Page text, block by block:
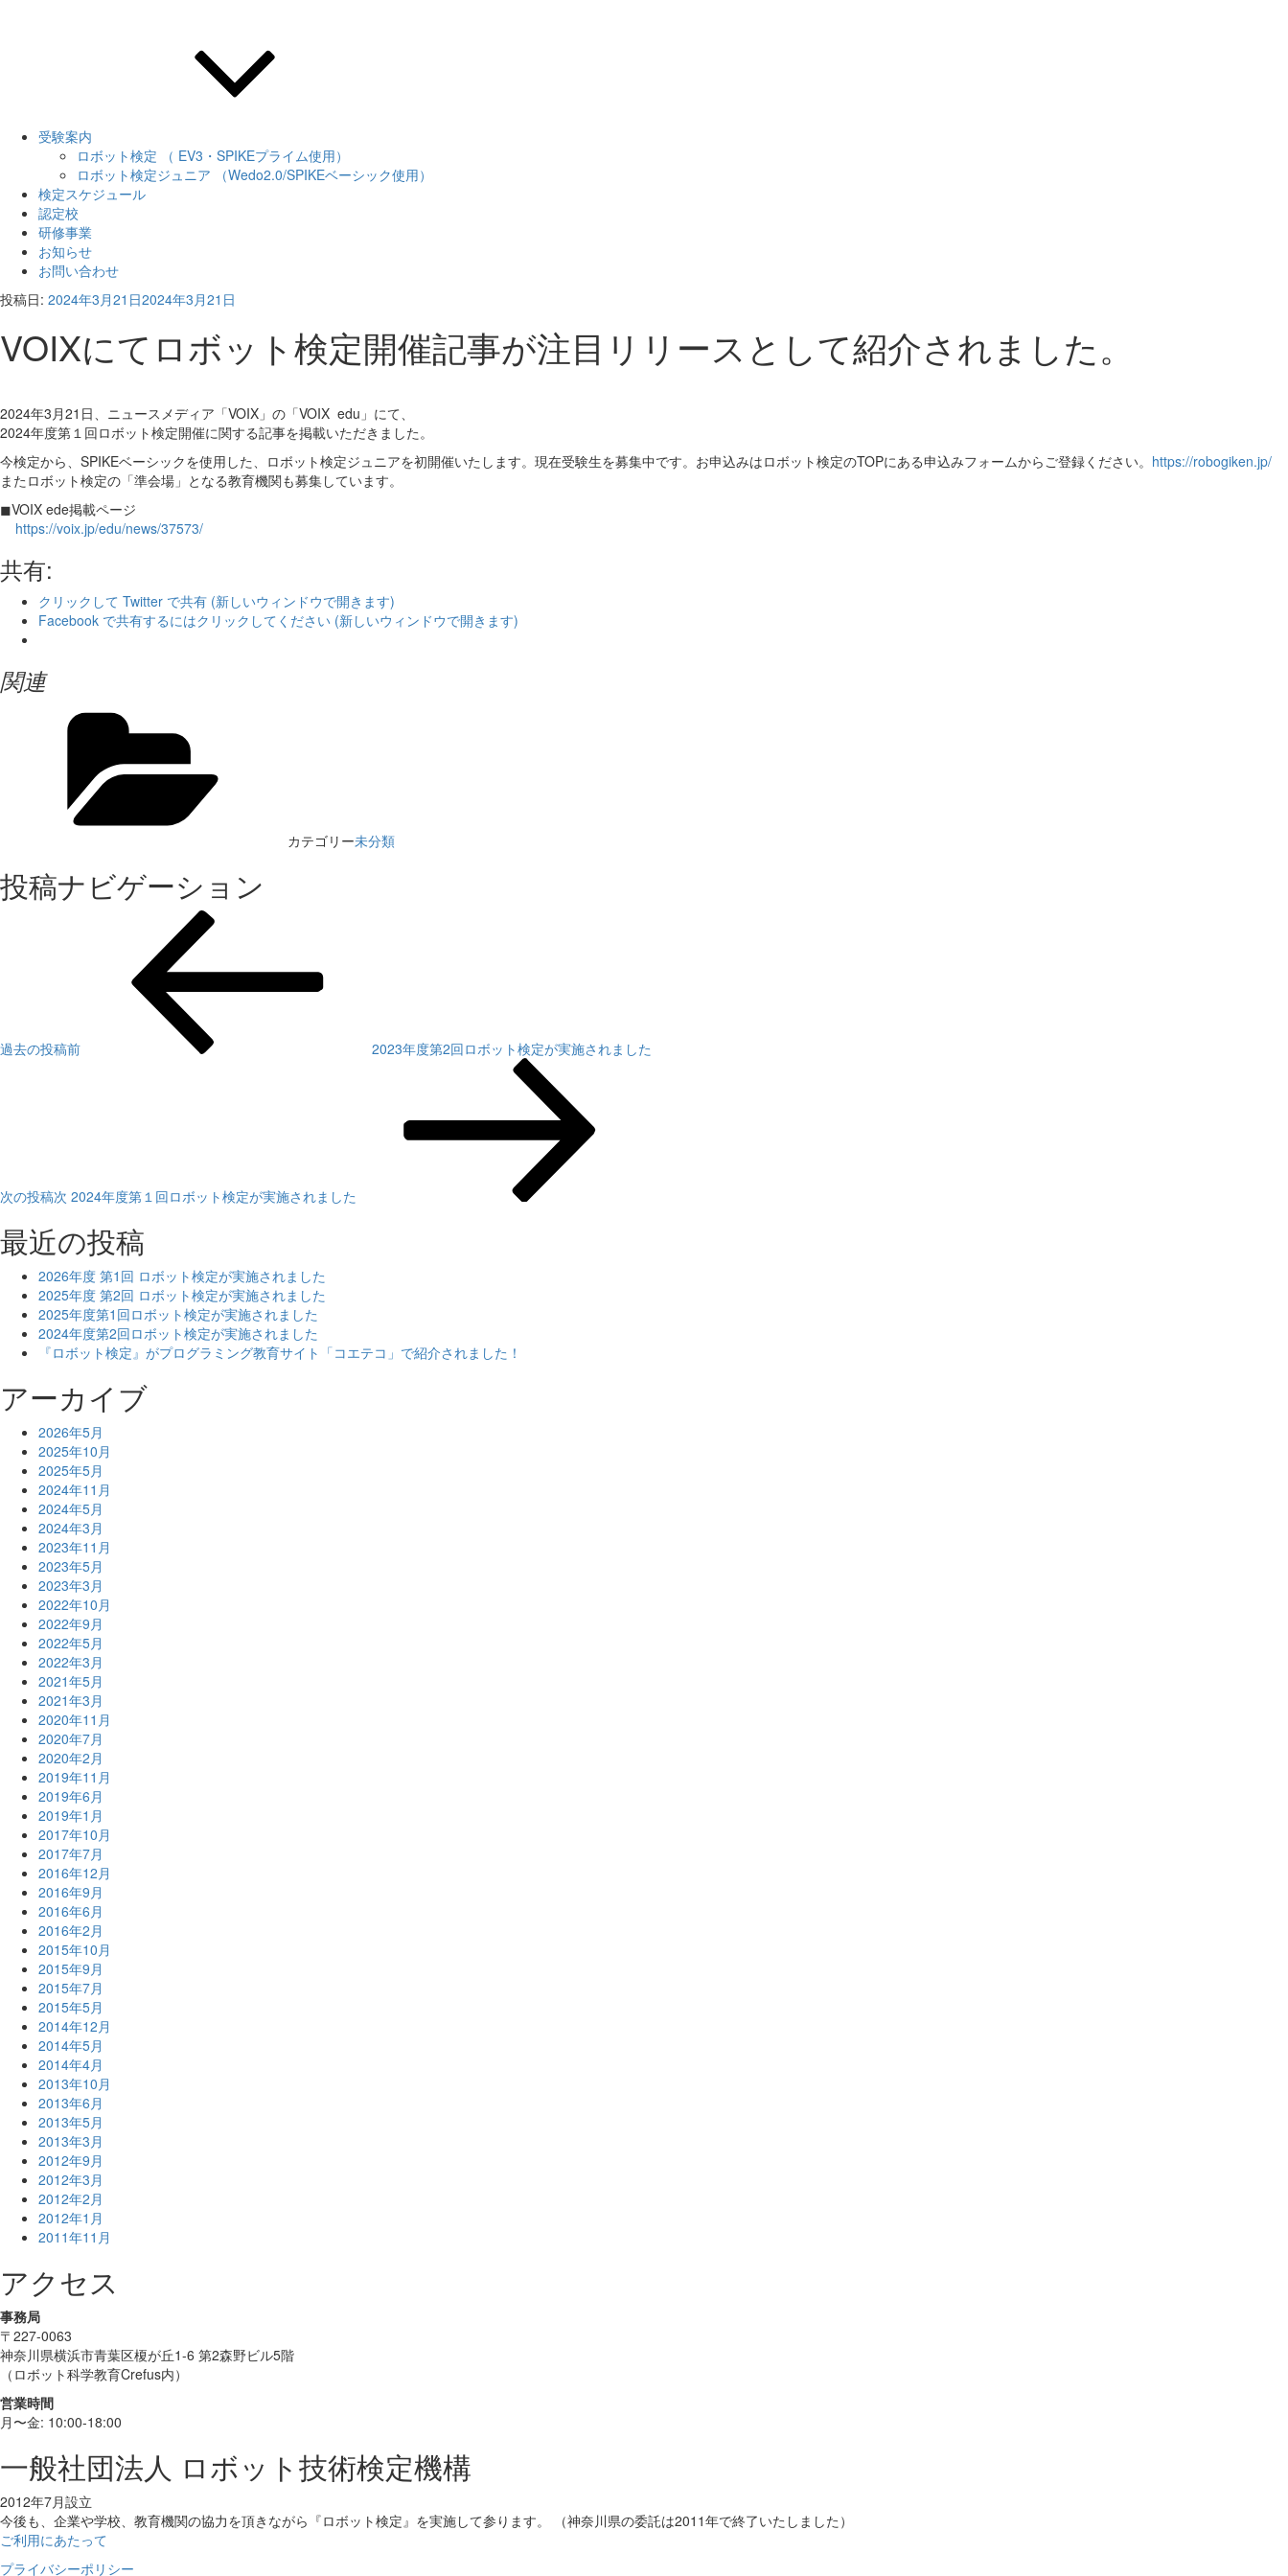
受験案内
ロボット検定 （ EV3・SPIKEプライム使用）
ロボット検定ジュニア （Wedo2.0/SPIKEベーシック使用）
検定スケジュール
認定校
研修事業
お知らせ
お問い合わせ
投稿日: 2024年3月21日2024年3月21日
VOIXにてロボット検定開催記事が注目リリースとして紹介されました。
2024年3月21日、ニュースメディア「VOIX」の「VOIX edu」にて、
2024年度第１回ロボット検定開催に関する記事を掲載いただきました。
今検定から、SPIKEベーシックを使用した、ロボット検定ジュニアを初開催いたします。現在受験生を募集中です。お申込みはロボット検定のTOPにある申込みフォームからご登録ください。 https://robogiken.jp/
またロボット検定の「準会場」となる教育機関も募集しています。
◼︎VOIX ede掲載ページ
https://voix.jp/edu/news/37573/
共有:
クリックして Twitter で共有 (新しいウィンドウで開きます)
Facebook で共有するにはクリックしてください (新しいウィンドウで開きます)
関連
カテゴリー未分類
投稿ナビゲーション
過去の投稿前 2023年度第2回ロボット検定が実施されました
次の投稿次 2024年度第１回ロボット検定が実施されました
最近の投稿
2026年度 第1回 ロボット検定が実施されました
2025年度 第2回 ロボット検定が実施されました
2025年度第1回ロボット検定が実施されました
2024年度第2回ロボット検定が実施されました
『ロボット検定』がプログラミング教育サイト「コエテコ」で紹介されました！
アーカイブ
2026年5月
2025年10月
2025年5月
2024年11月
2024年5月
2024年3月
2023年11月
2023年5月
2023年3月
2022年10月
2022年9月
2022年5月
2022年3月
2021年5月
2021年3月
2020年11月
2020年7月
2020年2月
2019年11月
2019年6月
2019年1月
2017年10月
2017年7月
2016年12月
2016年9月
2016年6月
2016年2月
2015年10月
2015年9月
2015年7月
2015年5月
2014年12月
2014年5月
2014年4月
2013年10月
2013年6月
2013年5月
2013年3月
2012年9月
2012年3月
2012年2月
2012年1月
2011年11月
アクセス
事務局
〒227-0063
神奈川県横浜市青葉区榎が丘1-6 第2森野ビル5階
（ロボット科学教育Crefus内）
営業時間
月〜金: 10:00-18:00
一般社団法人 ロボット技術検定機構
2012年7月設立
今後も、企業や学校、教育機関の協力を頂きながら『ロボット検定』を実施して参ります。 （神奈川県の委託は2011年で終了いたしました）
ご利用にあたって
プライバシーポリシー